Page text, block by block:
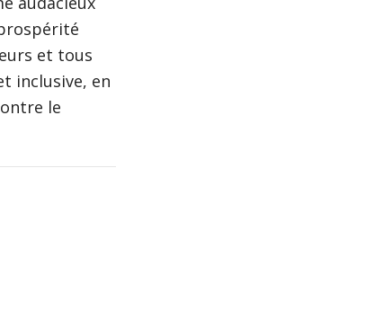
et tous
inclusive, en
le